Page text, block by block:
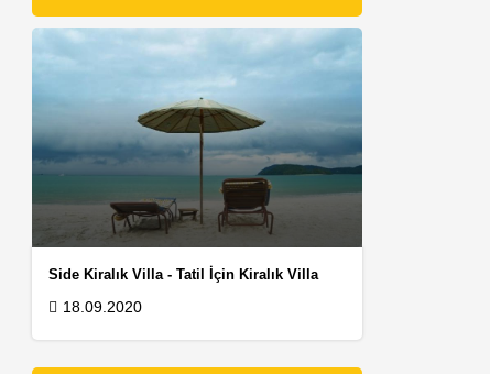
Side Kiralık Villa - Tatil İçin Kiralık Villa
18.09.2020